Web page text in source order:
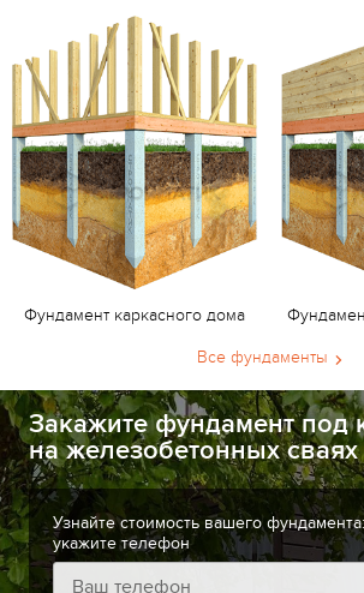
Фундамент каркасного дома
Все фундаменты
Закажите фундамент под
на железобетонных
Узнайте стоимость вашего
укажите телефон